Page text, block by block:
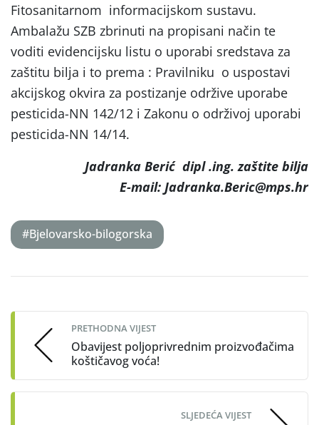
Fitosanitarnom informacijskom sustavu.
Ambalažu SZB zbrinuti na propisani način te
voditi evidencijsku listu o uporabi sredstava za
zaštitu bilja i to prema : Pravilniku o uspostavi
akcijskog okvira za postizanje održive uporabe
pesticida-NN 142/12 i Zakonu o održivoj uporabi
pesticida-NN 14/14.
Jadranka Berić dipl .ing. zaštite bilja
E-mail: Jadranka.Beric@mps.hr
#Bjelovarsko-bilogorska
navigation
PRETHODNA VIJEST
Obavijest poljoprivrednim proizvođačima
koštičavog voća!
SLJEDEĆA VIJEST